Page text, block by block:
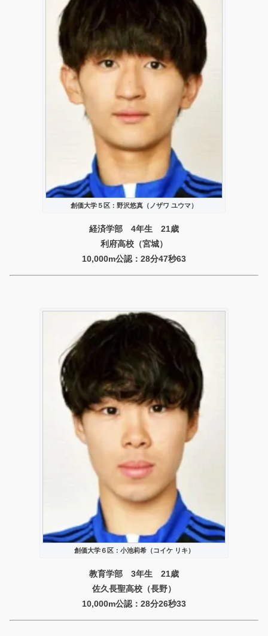
創価大学５区：野沢悠真（ノザワ ユウマ）
経済学部 4年生 21歳
利府高校（宮城）
10,000m公認：28分47秒63
創価大学６区：小池莉希（コイケ リキ）
教育学部 3年生 21歳
佐久長聖高校（長野）
10,000m公認：28分26秒33